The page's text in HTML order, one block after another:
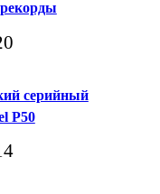
серийный
P50